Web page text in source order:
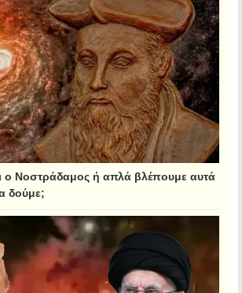
ο Νοστράδαμος ή απλά βλέπουμε αυτά
δούμε;